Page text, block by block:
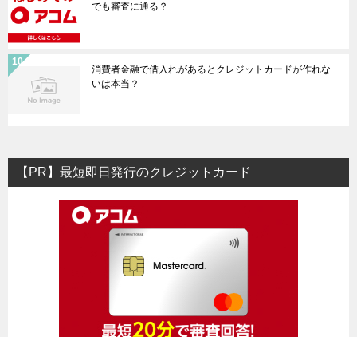
でも審査に通る？
消費者金融で借入れがあるとクレジットカードが作れな
いは本当？
【PR】最短即日発行のクレジットカード